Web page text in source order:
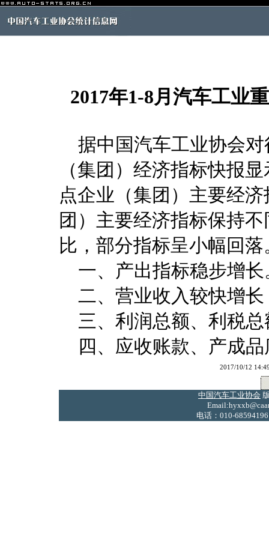
2017年1-8月汽车工业
据中国汽车工业协会对
（集团）经济指标快报
点企业（集团）主要经
团）主要经济指标保持
比，部分指标呈小幅回
一、产出指标稳步增长
二、营业收入较快增长
三、利润总额、利税总
四、应收账款、产成品
2017/10/12
中国汽车工业协会
电话：010-